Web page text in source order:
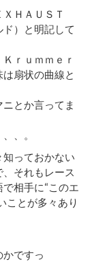
ＸＨＡＵＳＴ
）と明記して
ｒｕｍｍｅｒ
扇状の曲線と
とか言ってま
、。
っておかない
それもレース
相手に“このエ
ことが多々あり
ですっ